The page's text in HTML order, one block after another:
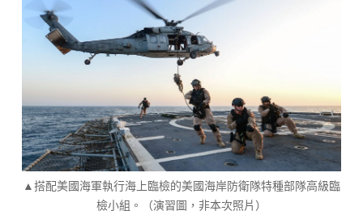
▲搭配美國海軍執行海上臨檢的美國海岸防衛隊特種部隊高級臨
檢小組。（演習圖，非本次照片）